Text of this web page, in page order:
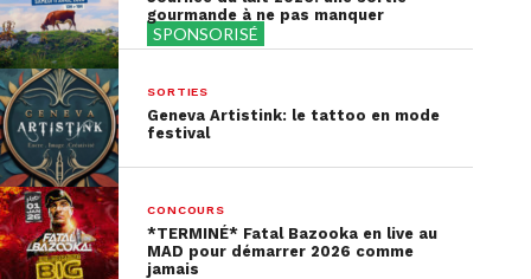
Où?Plaine de Plainpalais
Horaires:14h-22h
gourmande à ne pas manquer
SPONSORISÉ
SORTIES
Geneva Artistink: le tattoo en mode
festival
CONCOURS
*TERMINÉ* Fatal Bazooka en live au
MAD pour démarrer 2026 comme
jamais